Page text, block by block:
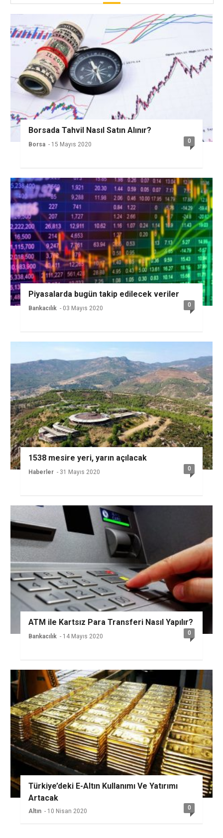
Borsada Tahvil Nasıl Satın Alınır?
Borsa - 15 Mayıs 2020 0
Piyasalarda bugün takip edilecek veriler
Bankacılık - 03 Mayıs 2020 0
1538 mesire yeri, yarın açılacak
Haberler - 31 Mayıs 2020 0
ATM ile Kartsız Para Transferi Nasıl Yapılır?
Bankacılık - 14 Mayıs 2020 0
Türkiye’deki E-Altın Kullanımı Ve Yatırımı
Artacak
Altın - 10 Nisan 2020 0